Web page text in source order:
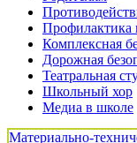
Профилактика
Комплексная
Дорожная
Театральная
Школьный хор
Медиа в школе
Материально-